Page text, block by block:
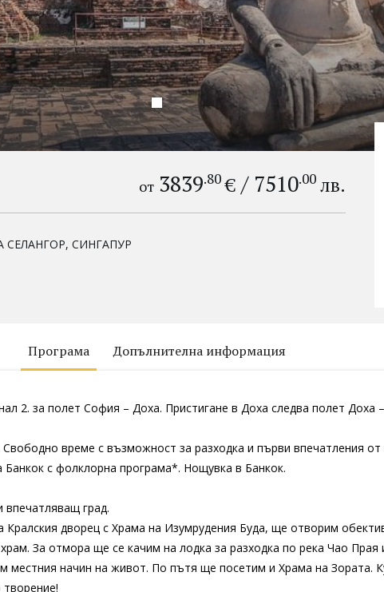
от 3839.80 € / 7510.00 лв.
СЕЛАНГОР, СИНГАПУР
Програма Допълнителна информация
2. за полет София – Доха. Пристигане в Доха следва полет Доха
време с възможност за разходка и първи впечатления
Банкок с фолклорна програма*. Нощувка в Банкок.
впечатляващ град.
дворец с Храма на Изумрудения Буда, ще отворим
За отмора ще се качим на лодка за разходка по река Чао
местния начин на живот. По пътя ще посетим и Храма на Зората.